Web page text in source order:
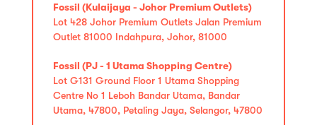
Fossil (Kulaijaya - Johor Premium Outlets)
Lot 428 Johor Premium Outlets Jalan Premium
Outlet 81000 Indahpura, Johor, 81000
Fossil (PJ - 1 Utama Shopping Centre)
Lot G131 Ground Floor 1 Utama Shopping
Centre No 1 Leboh Bandar Utama, Bandar
Utama, 47800, Petaling Jaya, Selangor, 47800